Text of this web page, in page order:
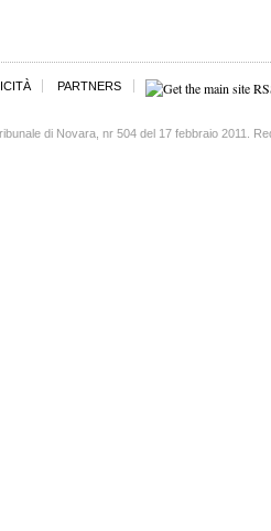
PARTNERS
di Novara, nr 504 del 17 febbraio 2011.